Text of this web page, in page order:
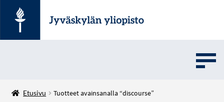
UMOVE
Etusivu Tuotteet avainsanalla “discourse”